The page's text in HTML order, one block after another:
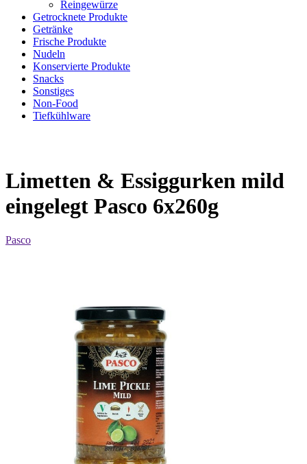
Reingewürze
Getrocknete Produkte
Getränke
Frische Produkte
Nudeln
Konservierte Produkte
Snacks
Sonstiges
Non-Food
Tiefkühlware
Limetten & Essiggurken mild
eingelegt Pasco 6x260g
Pasco